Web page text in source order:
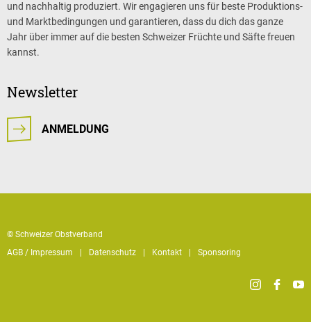
und nachhaltig produziert. Wir engagieren uns für beste Produktions-
und Marktbedingungen und garantieren, dass du dich das ganze
Jahr über immer auf die besten Schweizer Früchte und Säfte freuen
kannst.
Newsletter
ANMELDUNG
© Schweizer Obstverband
AGB / Impressum
Datenschutz Kontakt Sponsoring